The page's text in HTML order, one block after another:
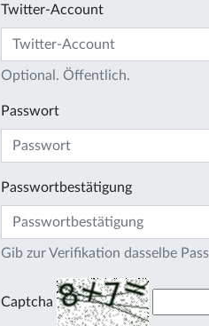
Twitter-Account
Optional. Öffentlich.
Passwort
Passwortbestätigung
Gib zur Verifikation dasselbe
Captcha